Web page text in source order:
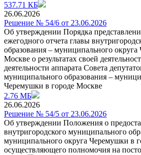
537.71 КБ
26.06.2026
Решение № 54/6 от 23.06.2026
Об утверждении Порядка
ежегодного отчета главы
образования – муниципального
Москве о результатах своей
деятельности аппарата Совета
муниципального образования –
Черемушки в городе Москве
2.76 МБ
26.06.2026
Решение № 54/5 от 23.06.2026
Об утверждении Положения о
внутригородского муниципального
муниципального округа Черемушки в
осуществляющего полномочия на